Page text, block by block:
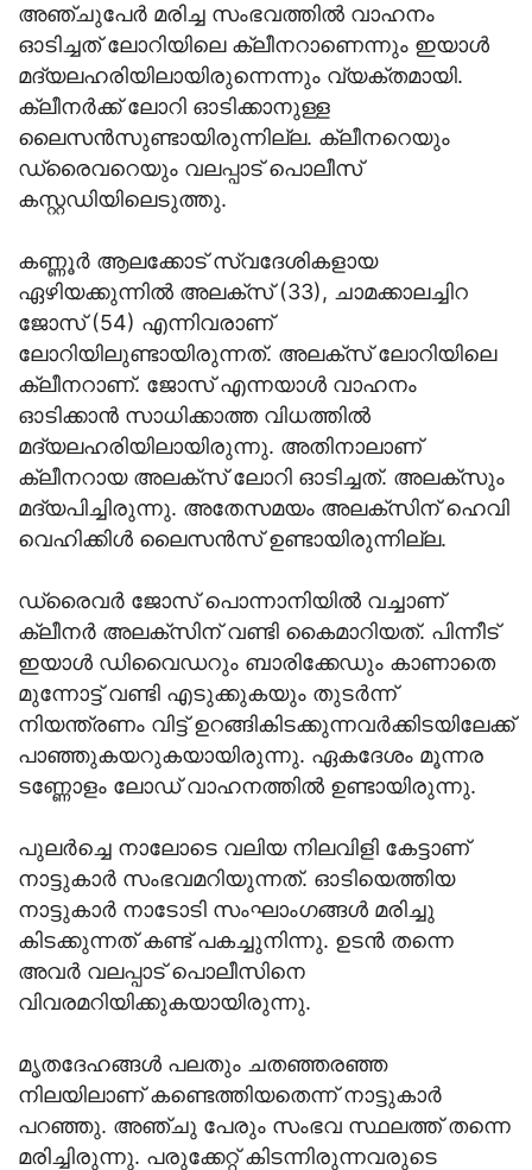
അഞ്ചുപേർ മരിച്ച സംഭവത്തിൽ വാഹനം
ഓടിച്ചത് ലോറിയിലെ ക്ലീനറാണെന്നും ഇയാൾ
മദ്യലഹരിയിലായിരുന്നെന്നും വ്യക്തമായി.
ക്ലീനർക്ക് ലോറി ഓടിക്കാനുള്ള
ലൈസൻസുണ്ടായിരുന്നില്ല. ക്ലീനറെയും
ഡ്രൈവറെയും വലപ്പാട് പൊലീസ്
കസ്റ്റഡിയിലെടുത്തു.
കണ്ണൂർ ആലക്കോട് സ്വദേശികളായ
ഏഴിയക്കുന്നിൽ അലക്‌സ് (33), ചാമക്കാലച്ചിറ
ജോസ് (54) എന്നിവരാണ്
ലോറിയിലുണ്ടായിരുന്നത്. അലക്സ് ലോറിയിലെ
ക്ലീനറാണ്. ജോസ് എന്നയാൾ വാഹനം
ഓടിക്കാൻ സാധിക്കാത്ത വിധത്തിൽ
മദ്യലഹരിയിലായിരുന്നു. അതിനാലാണ്
ക്ലീനറായ അലക്സ് ലോറി ഓടിച്ചത്. അലക്സും
മദ്യപിച്ചിരുന്നു. അതേസമയം അലക്സിന് ഹെവി
വെഹിക്കിൾ ലൈസൻസ് ഉണ്ടായിരുന്നില്ല.
ഡ്രൈവർ ജോസ് പൊന്നാനിയിൽ വച്ചാണ്
ക്ലീനർ അലക്‌സിന് വണ്ടി കൈമാറിയത്. പിന്നീട്
ഇയാൾ ഡിവൈഡറും ബാരിക്കേഡും കാണാതെ
മുന്നോട്ട് വണ്ടി എടുക്കുകയും തുടർന്ന്
നിയന്ത്രണം വിട്ട് ഉറങ്ങികിടക്കുന്നവർക്കിടയിലേക്ക്
പാഞ്ഞുകയറുകയായിരുന്നു. ഏകദേശം മൂന്നര
ടണ്ണോളം ലോഡ് വാഹനത്തിൽ ഉണ്ടായിരുന്നു.
പുലർച്ചെ നാലോടെ വലിയ നിലവിളി കേട്ടാണ്
നാട്ടുകാർ സംഭവമറിയുന്നത്. ഓടിയെത്തിയ
നാട്ടുകാർ നാടോടി സംഘാംഗങ്ങൾ മരിച്ചു
കിടക്കുന്നത് കണ്ട് പകച്ചുനിന്നു. ഉടൻ തന്നെ
അവർ വലപ്പാട് പൊലീസിനെ
വിവരമറിയിക്കുകയായിരുന്നു.
മൃതദേഹങ്ങൾ പലതും ചതഞ്ഞരഞ്ഞ
നിലയിലാണ് കണ്ടെത്തിയതെന്ന് നാട്ടുകാർ
പറഞ്ഞു. അഞ്ചു പേരും സംഭവ സ്ഥലത്ത് തന്നെ
മരിച്ചിരുന്നു. പരുക്കേറ്റ് കിടന്നിരുന്നവരുടെ